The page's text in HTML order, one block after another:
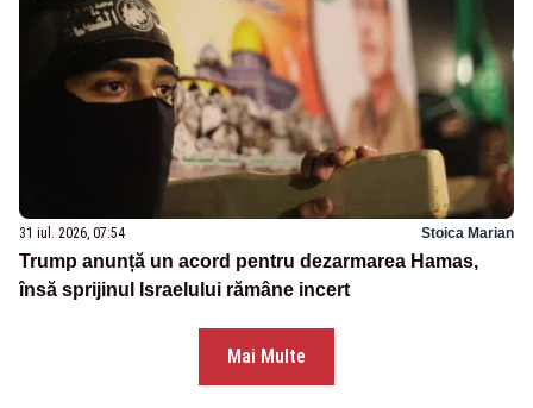
31 iul. 2026, 07:54 Stoica Marian
Trump anunță un acord pentru dezarmarea Hamas,
însă sprijinul Israelului rămâne incert
Mai Multe